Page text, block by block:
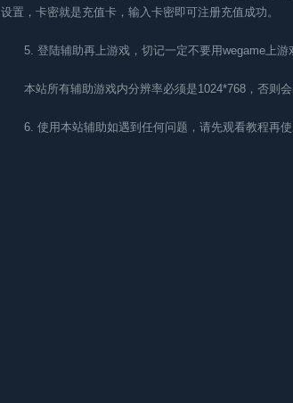
设置，卡密就是充值卡，输入卡密即可注册充值成功。
5. 登陆辅助再上游戏，切记一定不要用wegame上游
本站所有辅助游戏内分辨率必须是1024*768，否则
6. 使用本站辅助如遇到任何问题，请先观看教程再